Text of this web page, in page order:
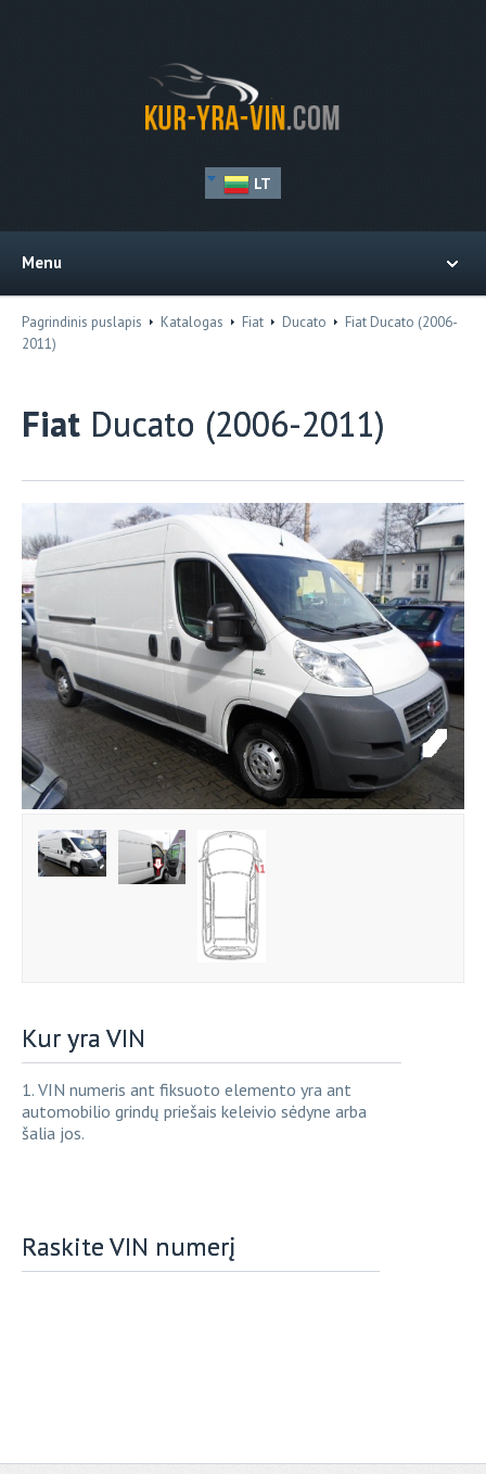
LT
Menu
Pagrindinis puslapis Katalogas Fiat Ducato
Fiat Ducato (2006-
2011)
Fiat Ducato (2006-2011)
Kur yra VIN
1. VIN numeris ant fiksuoto elemento yra ant
automobilio grindų priešais keleivio sėdyne arba
šalia jos.
Raskite VIN numerį